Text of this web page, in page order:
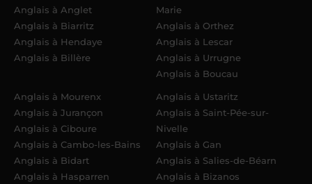
Anglais à Anglet
Anglais à Biarritz
Anglais à Hendaye
Anglais à Billère
Marie
Anglais à Orthez
Anglais à Lescar
Anglais à Urrugne
Anglais à Boucau
Anglais à Mourenx
Anglais à Jurançon
Anglais à Ciboure
Anglais à Cambo-les-Bains
Anglais à Bidart
Anglais à Hasparren
Anglais à Ustaritz
Anglais à Saint-Pée-sur-
Nivelle
Anglais à Gan
Anglais à Salies-de-Béarn
Anglais à Bizanos